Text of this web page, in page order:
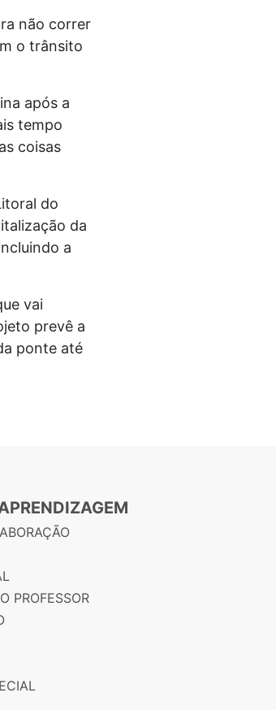
não correr
o trânsito
após a
tempo
coisas
do
da
a
vai
prevê a
ponte até
PROFESSOR